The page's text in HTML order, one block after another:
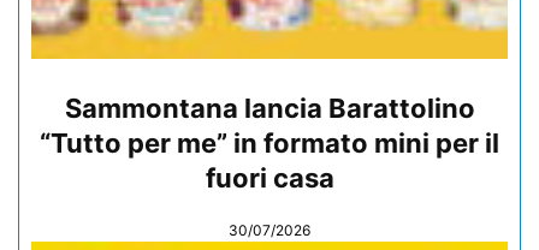
Sammontana lancia Barattolino
“Tutto per me” in formato mini per il
fuori casa
30/07/2026